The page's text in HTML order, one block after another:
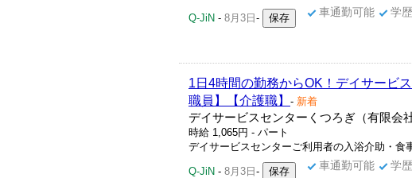
Q-JiN - 8月3日 - 車通勤可能 学
1日4時間の勤務からOK！デイサービ
職員】【介護職】 - 新着
デイサービスセンターくつろぎ（有限会
時給 1,065円 - パート
デイサービスセンターご利用者の入浴介助・食
Q-JiN - 8月3日 - 車通勤可能 学